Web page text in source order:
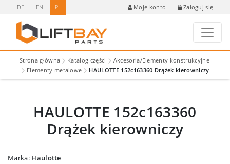
DE EN PL Moje konto Zaloguj się
Strona główna Katalog części
Akcesoria/Elementy konstrukcyjne
Elementy metalowe
HAULOTTE 152c163360 Drążek kierowniczy
HAULOTTE 152c163360
Drążek kierowniczy
Marka: Haulotte